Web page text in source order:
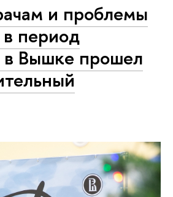
и проблемы
период
Вышке прошел